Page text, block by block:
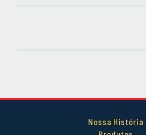
Nossa História